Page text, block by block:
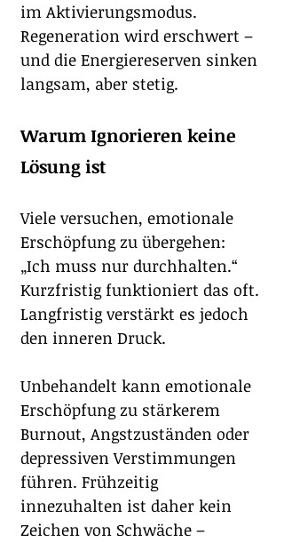
im Aktivierungsmodus.
Regeneration wird erschwert –
und die Energiereserven sinken
langsam, aber stetig.
Warum Ignorieren keine
Lösung ist
Viele versuchen, emotionale
Erschöpfung zu übergehen:
„Ich muss nur durchhalten.“
Kurzfristig funktioniert das oft.
Langfristig verstärkt es jedoch
den inneren Druck.
Unbehandelt kann emotionale
Erschöpfung zu stärkerem
Burnout, Angstzuständen oder
depressiven Verstimmungen
führen. Frühzeitig
innezuhalten ist daher kein
Zeichen von Schwäche –